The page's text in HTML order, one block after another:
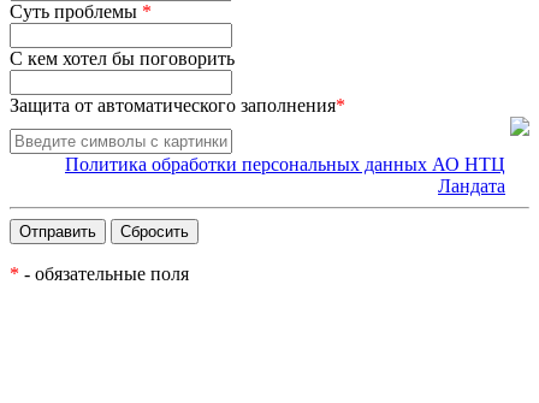
Суть проблемы *
С кем хотел бы поговорить
Защита от автоматического заполнения*
Политика обработки персональных данных АО НТЦ
Ландата
* - обязательные поля